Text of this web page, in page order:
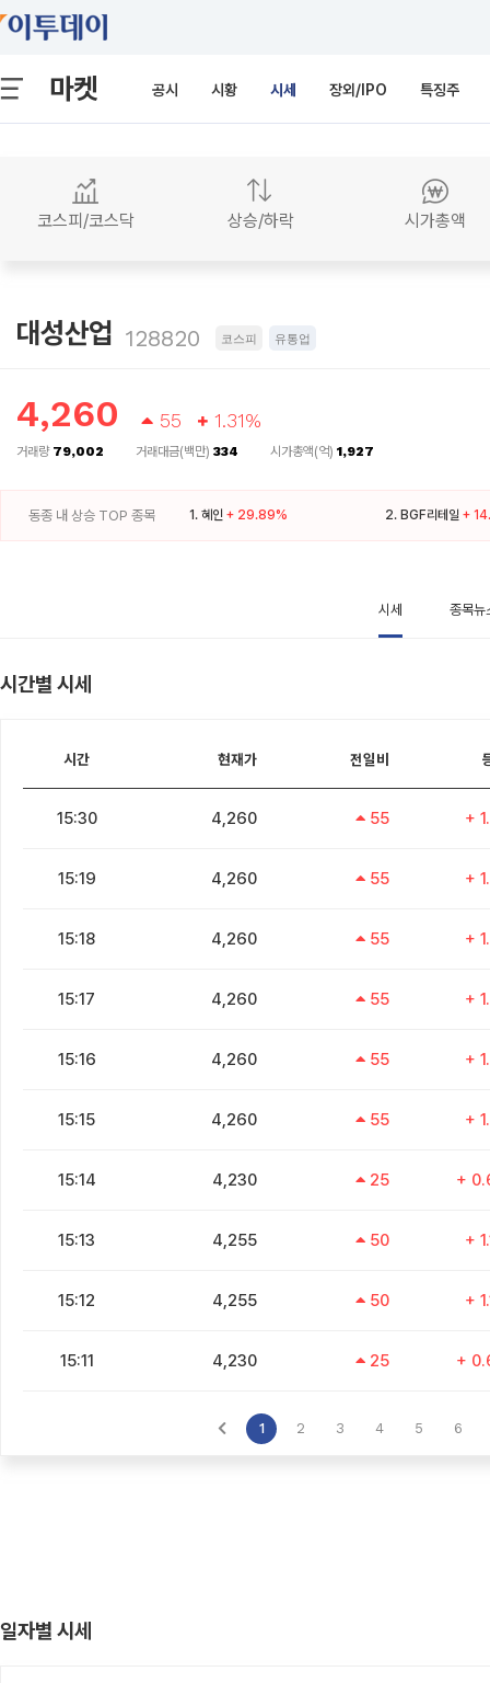
마켓 공시 시황 시세 장외/IPO 특징주
코스피/코스닥 상승/하락 시가총액
대성산업 128820 코스피 유통업
4,260 55 1.31%
거래량 79,002 거래대금(백만) 334 시가총액(억) 1,927
동종 내 상승 TOP 종목 1. 혜인 + 29.89% 2. BGF리테일 +
시세 종목뉴